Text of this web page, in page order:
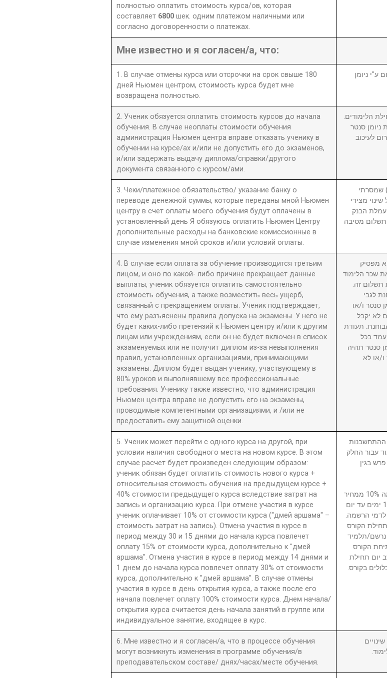
полностью оплатить стоимость курса/ов, которая
составляет 6800 шек. одним платежом наличными или
согласно договоренности о платежах.
Мне известно и я согласен/а, что:
1. В случае отмены курса или отсрочки на срок свыше 180
дней Ньюмен центром, стоимость курса будет мне
возвращена полностью.
ויבוטל או יידחה הקורס לתקופה העולה על 180 יום ע"י ניומן
2. Ученик обязуется оплатить стоимость курсов до начала
обучения. В случае неоплаты стоимости обучения
администрация Ньюмен центра вправе отказать ученику в
обучении на курсе/ах и/или не допустить его до экзаменов,
и/или задержать выдачу диплома/справки/другого
документа связанного с курсом/ами.
הלימודים.
סנטר
לעיכוב
3. Чеки/платежное обязательство/ указание банку о
переводе денежной суммы, которые переданы мной Ньюмен
центру в счет оплаты моего обучения будут оплачены в
установленный день Я обязуюсь оплатить Ньюмен Центру
дополнительные расходы на банковские комиссионные в
случае изменения мной сроков и/или условий оплаты.
שמסרתי
מצידי
עמלת הבנק
תשלום מסיבה
4. В случае если оплата за обучение производится третьим
лицом, и оно по какой- либо причине прекращает данные
выплаты, ученик обязуется оплатить самостоятельно
стоимость обучения, а также возместить весь ущерб,
связанный с прекращением оплаты. Ученик подтверждает,
что ему разъяснены правила допуска на экзамены. У него не
будет каких-либо претензий к Ньюмен центру и/или к другим
лицам или учреждениям, если он не будет включен в список
экзаменуемых или не получит диплом из-за невыполнения
правил, установленных организациями, принимающими
экзамены. Диплом будет выдан ученику, участвующему в
80% уроков и выполнявшему все профессиональные
требования. Ученику также известно, что администрация
Ньюмен центра вправе не допустить его на экзамены,
проводимые компетентными организациями, и /или не
предоставить ему защитной оценки.
מפסיק
שכר הלימוד
תשלום זה.
לגבי
סנטר ו/או
לא יקבל
תעודת
לפחות ועמד בכל
סנטר תהיה
או לא
5. Ученик может перейти с одного курса на другой, при
условии наличия свободного места на новом курсе. В этом
случае расчет будет произведен следующим образом:
ученик обязан будет оплатить стоимость нового курса +
относительная стоимость обучения на предыдущем курсе +
40% стоимости предыдущего курса вследствие затрат на
запись и организацию курса. При отмене участия в курсе
ученик оплачивает 10% от стоимости курса ("дмей аршама" –
стоимость затрат на запись). Отмена участия в курсе в
период между 30 и 15 днями до начала курса повлечет
оплату 15% от стоимости курса, дополнительно к "дмей
аршама". Отмена участия в курсе в период между 14 днями и
1 днем до начала курса повлечет оплату 30% от стоимости
курса, дополнительно к "дмей аршама". В случае отмены
участия в курсе в день открытия курса, а также после его
начала повлечет оплату 100% стоимости курса. Днем начала/
открытия курса считается день начала занятий в группе или
индивидуальное занятие, входящее в курс.
ההתחשבנות
עבור החלק
הממנו פרש בגין
נרשם/תלמיד המבטל השתתפות בקורס ישלם דמי ההרשמה 10% ממחיר
הקורס. נרשם/תלמיד המבטל השתתפות בקורס בין 30 ל-15 ימים עד יום
בנוסף לדמי הרשמה.
בקורס בין 1 ל-14 ימים לתחילת הקורס
נרשם/תלמיד
הקורס
יום תחילת
בקורס.
6. Мне известно и я согласен/а, что в процессе обучения
могут возникнуть изменения в программе обучения/в
преподавательском составе/ днях/часах/месте обучения.